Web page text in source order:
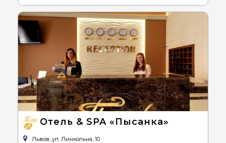
Отель & SPA «Пысанка»
Львов, ул. Линкольна, 10